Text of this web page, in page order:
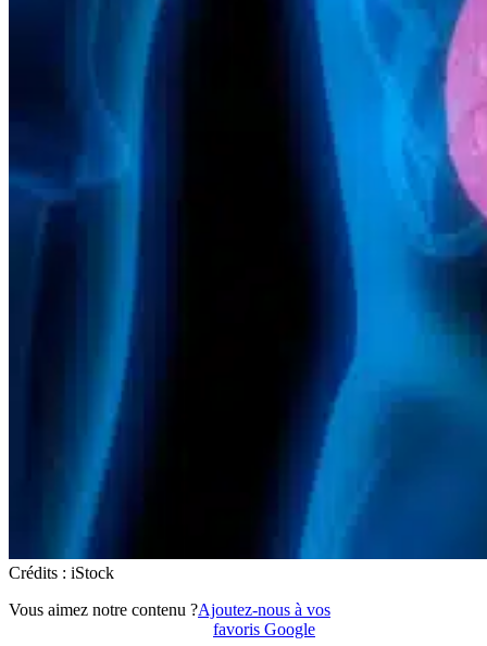
Crédits : iStock
Vous aimez notre contenu ?Ajoutez-nous à vos
favoris Google